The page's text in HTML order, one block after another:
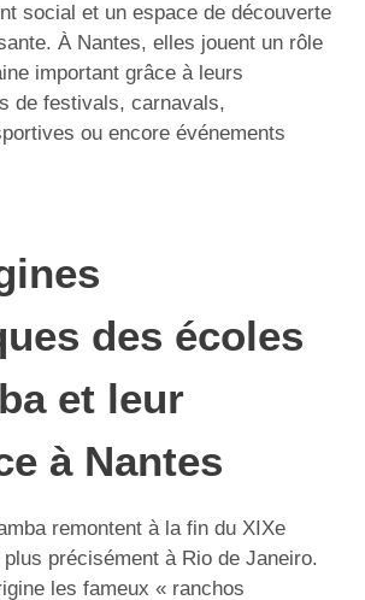
social et un espace de découverte
À Nantes, elles jouent un rôle
important grâce à leurs
de festivals, carnavals,
ou encore événements
des écoles
et leur
à Nantes
remontent à la fin du XIXe
précisément à Rio de Janeiro.
les fameux « ranchos